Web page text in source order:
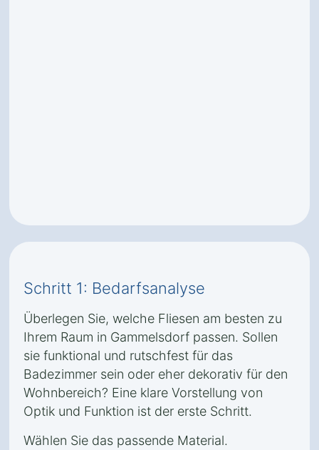
Schritt 1: Bedarfsanalyse
Überlegen Sie, welche Fliesen am besten zu
Ihrem Raum in Gammelsdorf passen. Sollen
sie funktional und rutschfest für das
Badezimmer sein oder eher dekorativ für den
Wohnbereich? Eine klare Vorstellung von
Optik und Funktion ist der erste Schritt.
Wählen Sie das passende Material.